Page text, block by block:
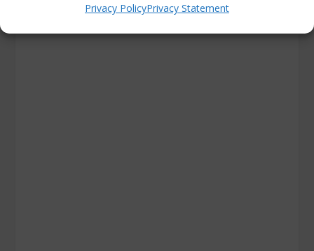
Privacy PolicyPrivacy Statement